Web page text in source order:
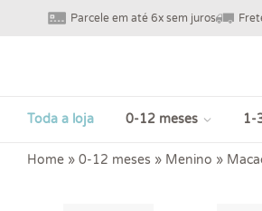
Parcele em até 6x sem juros
Toda a loja 0-12 meses 1-
Home » 0-12 meses » Menino »